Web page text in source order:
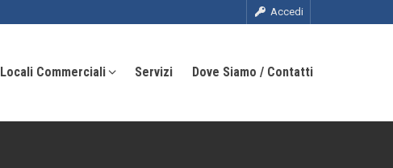
Accedi
Locali Commerciali Servizi Dove Siamo / Contatti